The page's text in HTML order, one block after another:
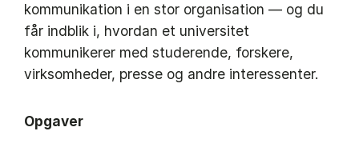
kommunikation i en stor organisation — og du
får indblik i, hvordan et universitet
kommunikerer med studerende, forskere,
virksomheder, presse og andre interessenter.
Opgaver